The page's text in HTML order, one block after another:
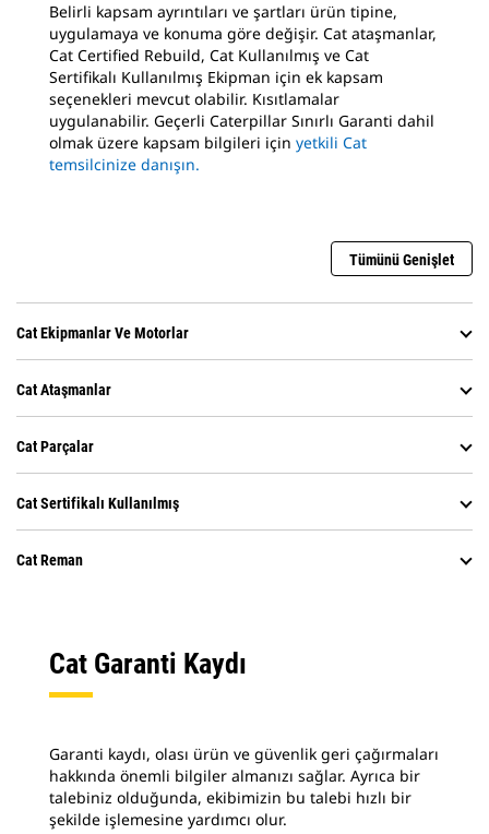
Belirli kapsam ayrıntıları ve şartları ürün tipine,
uygulamaya ve konuma göre değişir. Cat ataşmanlar,
Cat Certified Rebuild, Cat Kullanılmış ve Cat
Sertifikalı Kullanılmış Ekipman için ek kapsam
seçenekleri mevcut olabilir. Kısıtlamalar
uygulanabilir. Geçerli Caterpillar Sınırlı Garanti dahil
olmak üzere kapsam bilgileri için yetkili Cat
temsilcinize danışın.
Tümünü Genişlet
Cat Ekipmanlar Ve Motorlar
Cat Ataşmanlar
Cat Parçalar
Cat Sertifikalı Kullanılmış
Cat Reman
Cat Garanti Kaydı
Garanti kaydı, olası ürün ve güvenlik geri çağırmaları
hakkında önemli bilgiler almanızı sağlar. Ayrıca bir
talebiniz olduğunda, ekibimizin bu talebi hızlı bir
şekilde işlemesine yardımcı olur.